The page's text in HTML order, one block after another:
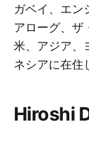
ガベイ、エン
アローグ、ザ
米、アジア、
ネシアに在住
Hiroshi